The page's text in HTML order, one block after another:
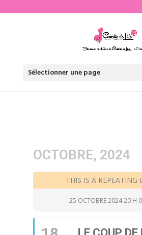
Sélectionner une page
OCTOBRE, 2024
THIS IS A REPEATING
25 OCTOBRE 2024 20 H